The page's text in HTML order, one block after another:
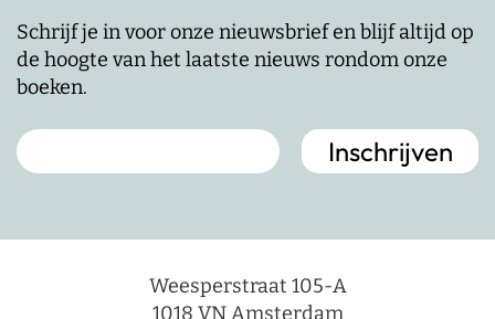
Schrijf je in voor onze nieuwsbrief en blijf altijd op
de hoogte van het laatste nieuws rondom onze
boeken.
Weesperstraat 105-A
1018 VN Amsterdam